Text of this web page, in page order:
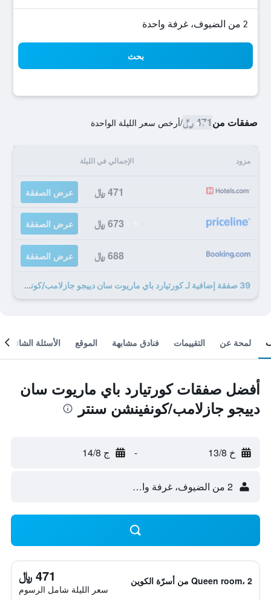
2 من الضيوف، غرفة واحدة
بحث
صفقات من471 ﷼ /أرخص سعر الليلة الواحدة
مزود الإجمالي في الليلة
471 ﷼ عرض الصفقة
673 ﷼ عرض الصفقة
688 ﷼ عرض الصفقة
39 صفقة إضافية لـ كورتيارد باي ماريوت سان دييجو جازلامب/كونفينشن سنتر
لمحة عن التقييمات فنادق مشابهة الموقع الأسئلة الشائعة
أفضل صفقات كورتيارد باي ماريوت سان
دييجو جازلامب/كونفينشن سنتر
خ 13/8 - ج 14/8
2 من الضيوف، غرفة واحدة
Queen room، 2 من أسرّة الكوين 471 ﷼
سعر الليلة شامل الرسوم